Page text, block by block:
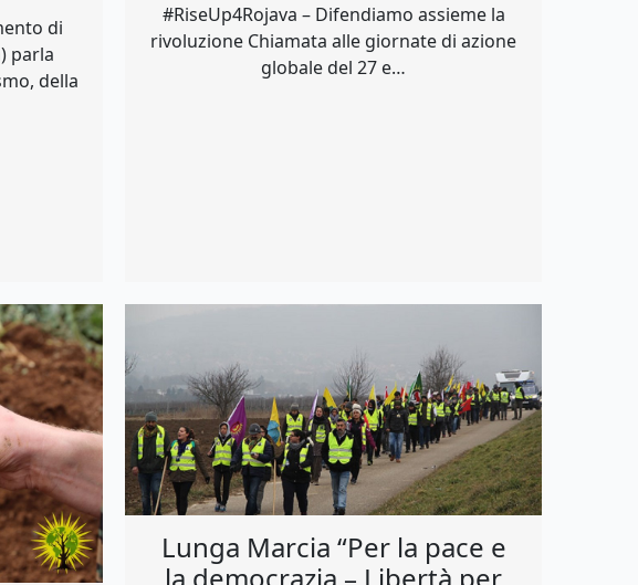
di
parla
della
#RiseUp4Rojava – Difendiamo assieme la
rivoluzione Chiamata alle giornate di azione
globale del 27 e…
Lunga Marcia “Per la pace e
la democrazia – Libertà per